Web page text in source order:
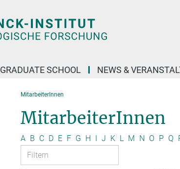
GRADUATE SCHOOL NEWS &
MitarbeiterInnen
MitarbeiterInnen
A B C D E F G H I J K L M N O P Q